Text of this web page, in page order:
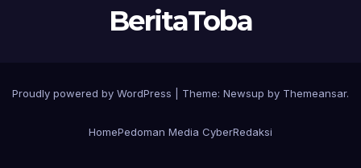
BeritaToba
Proudly powered by WordPress Theme: Newsup by Themeansar.
HomePedoman Media CyberRedaksi